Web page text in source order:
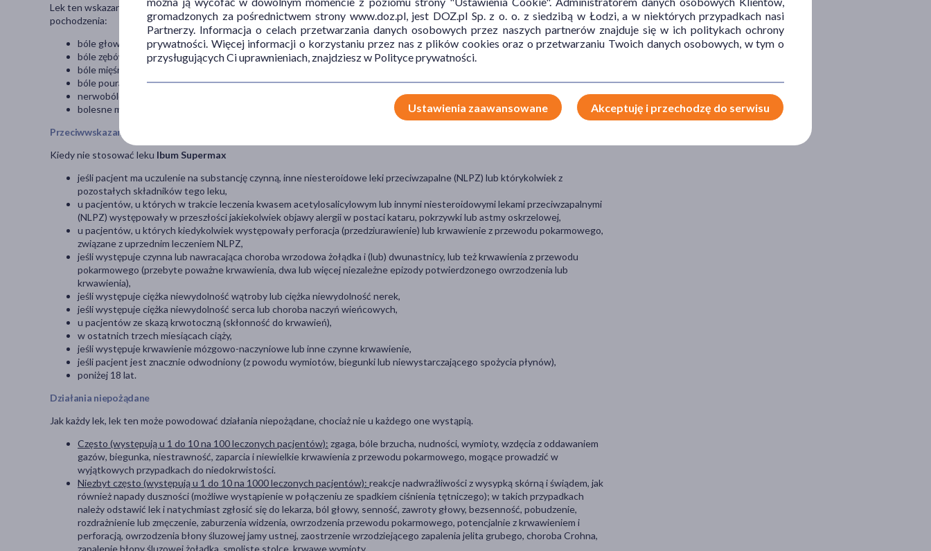
Lek ten wskazany jest do doraźnego, krótkotrwałego stosowania u dorosłych, w ostrych, umiarkowanych bólach różnego
pochodzenia:
bóle głowy (w tym także migreny),
bóle zębów,
bóle mięśniowe i kostne (w tym także bóle pleców),
bóle pourazowe i pooperacyjne, w tym związane z zabiegiem stomatologicznym,
nerwobóle,
bolesne miesiączkowanie.
Przeciwwskazania
Kiedy nie stosować leku Ibum Supermax
jeśli pacjent ma uczulenie na substancję czynną, inne niesteroidowe leki przeciwzapalne (NLPZ) lub którykolwiek z
pozostałych składników tego leku,
u pacjentów, u których w trakcie leczenia kwasem acetylosalicylowym lub innymi niesteroidowymi lekami przeciwzapalnymi
(NLPZ) występowały w przeszłości jakiekolwiek objawy alergii w postaci kataru, pokrzywki lub astmy oskrzelowej,
u pacjentów, u których kiedykolwiek występowały perforacja (przedziurawienie) lub krwawienie z przewodu pokarmowego,
związane z uprzednim leczeniem NLPZ,
jeśli występuje czynna lub nawracająca choroba wrzodowa żołądka i (lub) dwunastnicy, lub też krwawienia z przewodu
pokarmowego (przebyte poważne krwawienia, dwa lub więcej niezależne epizody potwierdzonego owrzodzenia lub
krwawienia),
jeśli występuje ciężka niewydolność wątroby lub ciężka niewydolność nerek,
jeśli występuje ciężka niewydolność serca lub choroba naczyń wieńcowych,
u pacjentów ze skazą krwotoczną (skłonność do krwawień),
w ostatnich trzech miesiącach ciąży,
jeśli występuje krwawienie mózgowo-naczyniowe lub inne czynne krwawienie,
jeśli pacjent jest znacznie odwodniony (z powodu wymiotów, biegunki lub niewystarczającego spożycia płynów),
poniżej 18 lat.
Działania niepożądane
Jak każdy lek, lek ten może powodować działania niepożądane, chociaż nie u każdego one wystąpią.
Często (występują u 1 do 10 na 100 leczonych pacjentów): zgaga, bóle brzucha, nudności, wymioty, wzdęcia z oddawaniem
gazów, biegunka, niestrawność, zaparcia i niewielkie krwawienia z przewodu pokarmowego, mogące prowadzić w
wyjątkowych przypadkach do niedokrwistości.
Niezbyt często (występują u 1 do 10 na 1000 leczonych pacjentów): reakcje nadwrażliwości z wysypką skórną i świądem, jak
również napady duszności (możliwe wystąpienie w połączeniu ze spadkiem ciśnienia tętniczego); w takich przypadkach
należy odstawić lek i natychmiast zgłosić się do lekarza, ból głowy, senność, zawroty głowy, bezsenność, pobudzenie,
rozdrażnienie lub zmęczenie, zaburzenia widzenia, owrzodzenia przewodu pokarmowego, potencjalnie z krwawieniem i
perforacją, owrzodzenia błony śluzowej jamy ustnej, zaostrzenie wrzodziejącego zapalenia jelita grubego, choroba Crohna,
gromadzonych za pośrednictwem strony www.doz.pl, jest DOZ.pl Sp. z o. o. z siedzibą w Łodzi, a w niektórych przypadkach nasi
Partnerzy. Informacja o celach przetwarzania danych osobowych przez naszych partnerów znajduje się w ich politykach ochrony
prywatności. Więcej informacji o korzystaniu przez nas z plików cookies oraz o przetwarzaniu Twoich danych osobowych, w tym o
przysługujących Ci uprawnieniach, znajdziesz w Polityce prywatności.
Ustawienia zaawansowane Akceptuję i przechodzę do serwisu